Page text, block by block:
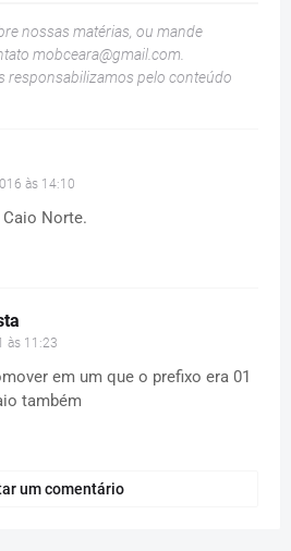
nossas matérias, ou mande
mobceara@gmail.com
responsabilizamos pelo conteúdo
às 14:10
Norte.
às 11:23
em um que o prefixo era 01
também
um comentário